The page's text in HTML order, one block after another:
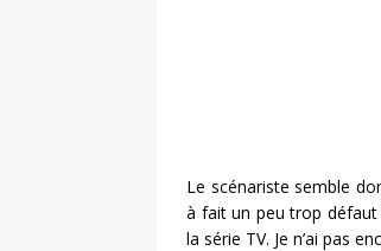
Le scénariste semble
à fait un peu trop défaut
la série TV. Je n’ai pas